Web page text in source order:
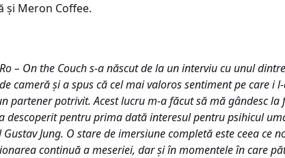
și Meron Coffee.
– On the Couch s-a născut de la un interviu cu unul
cameră și a spus că cel mai valoros sentiment pe care i
partener potrivit. Acest lucru m-a făcut să mă gândesc
descoperit pentru prima dată interesul pentru psihicul
Jung. O stare de imersiune completă este ceea ce
continuă a meseriei, dar și în momentele în care